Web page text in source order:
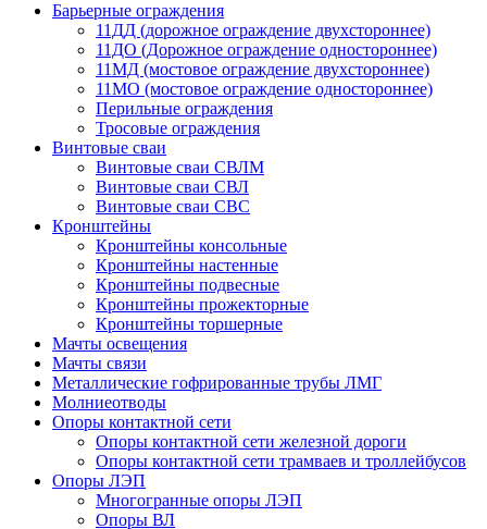
Барьерные ограждения
11ДД (дорожное ограждение двухстороннее)
11ДО (Дорожное ограждение одностороннее)
11МД (мостовое ограждение двухстороннее)
11МО (мостовое ограждение одностороннее)
Перильные ограждения
Тросовые ограждения
Винтовые сваи
Винтовые сваи СВЛМ
Винтовые сваи СВЛ
Винтовые сваи СВС
Кронштейны
Кронштейны консольные
Кронштейны настенные
Кронштейны подвесные
Кронштейны прожекторные
Кронштейны торшерные
Мачты освещения
Мачты связи
Металлические гофрированные трубы ЛМГ
Молниеотводы
Опоры контактной сети
Опоры контактной сети железной дороги
Опоры контактной сети трамваев и троллейбусов
Опоры ЛЭП
Многогранные опоры ЛЭП
Опоры ВЛ